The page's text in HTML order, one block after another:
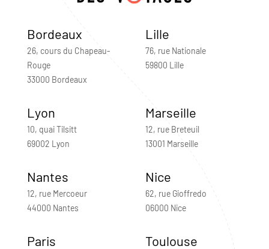
Bordeaux
26, cours du Chapeau-
Rouge
33000 Bordeaux
Lille
76, rue Nationale
59800 Lille
Lyon
10, quai Tilsitt
69002 Lyon
Marseille
12, rue Breteuil
13001 Marseille
Nantes
12, rue Mercoeur
44000 Nantes
Nice
62, rue Gioffredo
06000 Nice
Paris Toulouse